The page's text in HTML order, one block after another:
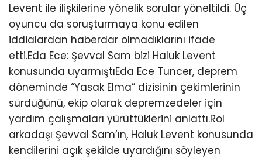
Levent ile ilişkilerine yönelik sorular yöneltildi. Üç
oyuncu da soruşturmaya konu edilen
iddialardan haberdar olmadıklarını ifade
etti.Eda Ece: Şevval Sam bizi Haluk Levent
konusunda uyarmıştıEda Ece Tuncer, deprem
döneminde “Yasak Elma” dizisinin çekimlerinin
sürdüğünü, ekip olarak depremzedeler için
yardım çalışmaları yürüttüklerini anlattı.Rol
arkadaşı Şevval Sam’ın, Haluk Levent konusunda
kendilerini açık şekilde uyardığını söyleyen